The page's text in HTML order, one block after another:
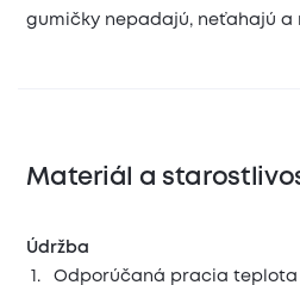
gumičky nepadajú, neťahajú a
Materiál a
Údržba
Odporúčaná pracia teplota